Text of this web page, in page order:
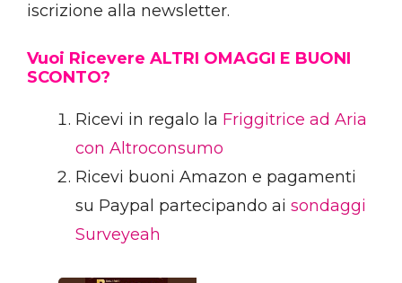
iscrizione alla newsletter.
Vuoi Ricevere ALTRI OMAGGI E BUONI
SCONTO?
Ricevi in regalo la Friggitrice ad Aria
con Altroconsumo
Ricevi buoni Amazon e pagamenti
su Paypal partecipando ai sondaggi
Surveyeah